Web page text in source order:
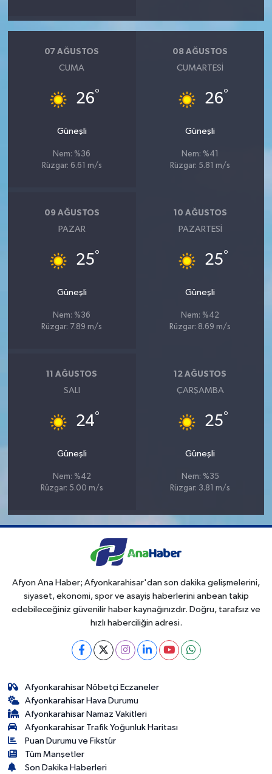
07 AĞUSTOS
CUMA
26°
Güneşli
Nem: %36
Rüzgar: 6.61 m/s
08 AĞUSTOS
CUMARTESI
26°
Güneşli
Nem: %41
Rüzgar: 5.81 m/s
09 AĞUSTOS
PAZAR
25°
Güneşli
Nem: %36
Rüzgar: 7.89 m/s
10 AĞUSTOS
PAZARTESI
25°
Güneşli
Nem: %42
Rüzgar: 8.69 m/s
11 AĞUSTOS
SALI
24°
Güneşli
Nem: %42
Rüzgar: 5.00 m/s
12 AĞUSTOS
ÇARŞAMBA
25°
Güneşli
Nem: %35
Rüzgar: 3.81 m/s
Afyon Ana Haber; Afyonkarahisar'dan son dakika gelişmelerini,
siyaset, ekonomi, spor ve asayiş haberlerini anbean takip
edebileceğiniz güvenilir haber kaynağınızdır. Doğru, tarafsız ve
hızlı haberciliğin adresi.
Afyonkarahisar Nöbetçi Eczaneler
Afyonkarahisar Hava Durumu
Afyonkarahisar Namaz Vakitleri
Afyonkarahisar Trafik Yoğunluk Haritası
Puan Durumu ve Fikstür
Tüm Manşetler
Son Dakika Haberleri